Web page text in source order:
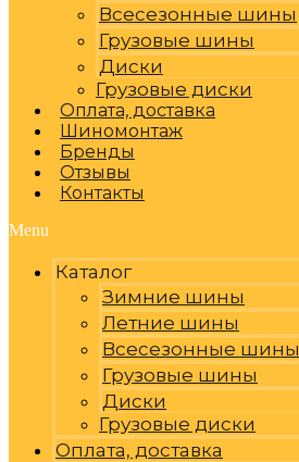
Всесезонные шины
Грузовые шины
Диски
Грузовые диски
Оплата, доставка
Шиномонтаж
Бренды
Отзывы
Контакты
Menu
Каталог
Зимние шины
Летние шины
Всесезонные шины
Грузовые шины
Диски
Грузовые диски
Оплата, доставка